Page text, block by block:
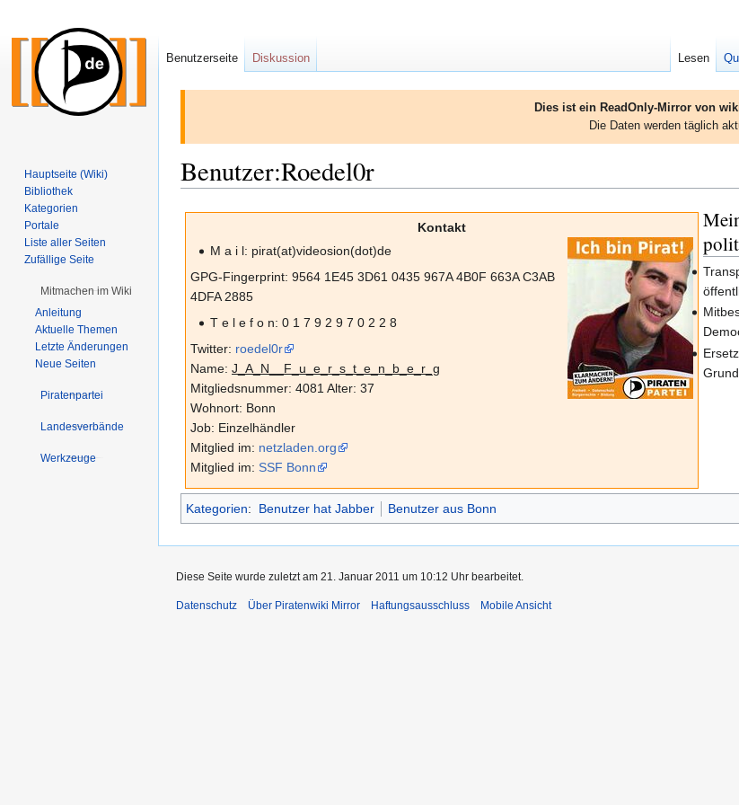
Dies ist ein ReadOnly-Mirror von
Die Daten werden täglich
Benutzer:Roedel0r
Zur
springen
Zur
springen
Kontakt
M a i l: pirat(at)videosion(dot)de
GPG-Fingerprint: 9564 1E45 3D61 0435 967A 4B0F 663A C3AB
4DFA 2885
T e l e f o n: 0 1 7 9 2 9 7 0 2 2 8
Twitter: roedel0r
Name: J_A_N__F_u_e_r_s_t_e_n_b_e_r_g
Mitgliedsnummer: 4081 Alter: 37
Wohnort: Bonn
Job: Einzelhändler
Mitglied im: netzladen.org
Mitglied im: SSF Bonn
Kategorien: Benutzer hat Jabber Benutzer aus Bonn
Benutzerseite Diskussion Lesen
Hauptseite (Wiki)
Bibliothek
Kategorien
Portale
Liste aller Seiten
Zufällige Seite
Mitmachen im Wiki
Anleitung
Aktuelle Themen
Letzte Änderungen
Neue Seiten
Piratenpartei
Landesverbände
Werkzeuge
Diese Seite wurde zuletzt am 21. Januar 2011 um 10:12 Uhr bearbeitet.
Datenschutz Über Piratenwiki Mirror Haftungsausschluss Mobile Ansicht